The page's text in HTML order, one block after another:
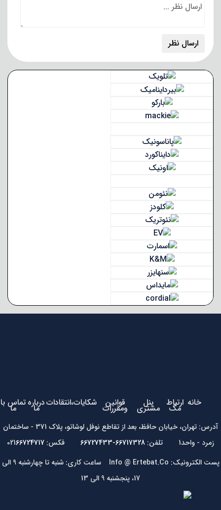
خانه ارتباط
مگ پنل
مشتری قوانین
ومقررات شکایات،انتقاداتدرباره
ما تماس با
ما
آدرس: تهران، خیابان حافظ، بعد از تقاطع نوفل لوشاتو، پلاک 371 - ساختمان
زمرد - واحد1 تلفن:
66717328-66727433 فکس: 021 66724717
پست الکترونیک: Info @ Ertebat.Co ساعت کاری: شنبه تا چهارشنبه 9 الی
17، پنجشنبه 9 الی 13